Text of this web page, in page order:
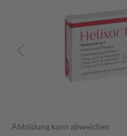
Abbildung kann abweichen